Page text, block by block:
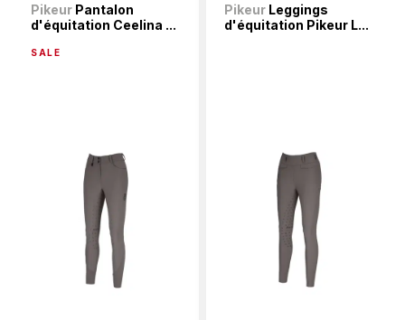
Pikeur Pantalon
d'équitation Ceelina ...
SALE
Pikeur Leggings
d'équitation Pikeur L...